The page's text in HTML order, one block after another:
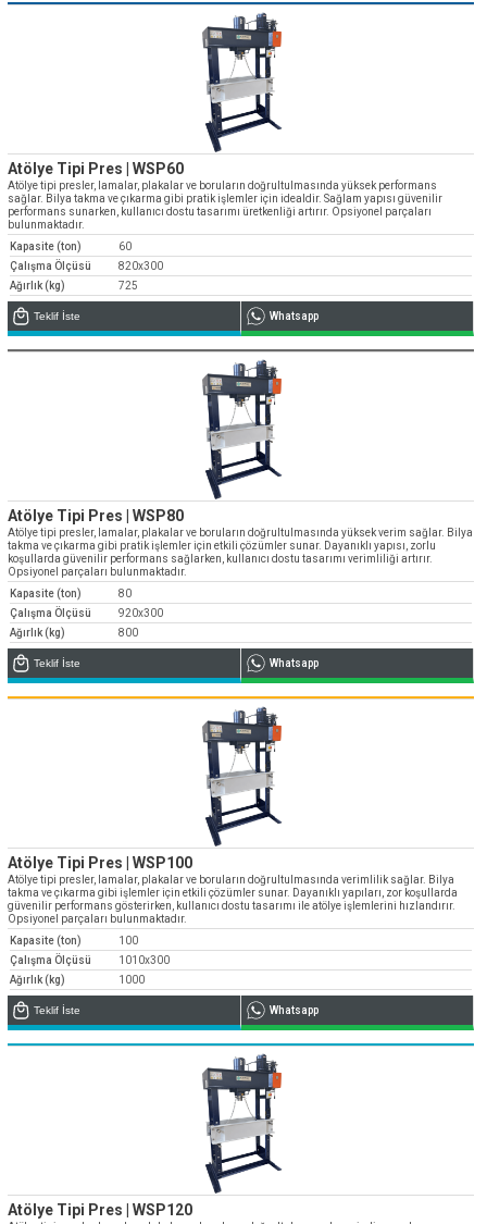
Atölye Tipi Pres | WSP60
Atölye tipi presler, lamalar, plakalar ve boruların doğrultulmasında yüksek performans
sağlar. Bilya takma ve çıkarma gibi pratik işlemler için idealdir. Sağlam yapısı güvenilir
performans sunarken, kullanıcı dostu tasarımı üretkenliği artırır. Opsiyonel parçaları
bulunmaktadır.
Kapasite (ton)
60
Çalışma Ölçüsü
820x300
Ağırlık (kg)
725
Teklif İste Whatsapp
Atölye Tipi Pres | WSP80
Atölye tipi presler, lamalar, plakalar ve boruların doğrultulmasında yüksek verim sağlar. Bilya
takma ve çıkarma gibi pratik işlemler için etkili çözümler sunar. Dayanıklı yapısı, zorlu
koşullarda güvenilir performans sağlarken, kullanıcı dostu tasarımı verimliliği artırır.
Opsiyonel parçaları bulunmaktadır.
Kapasite (ton)
80
Çalışma Ölçüsü
920x300
Ağırlık (kg)
800
Teklif İste Whatsapp
Atölye Tipi Pres | WSP100
Atölye tipi presler, lamalar, plakalar ve boruların doğrultulmasında verimlilik sağlar. Bilya
takma ve çıkarma gibi işlemler için etkili çözümler sunar. Dayanıklı yapıları, zor koşullarda
güvenilir performans gösterirken, kullanıcı dostu tasarımı ile atölye işlemlerini hızlandırır.
Opsiyonel parçaları bulunmaktadır.
Kapasite (ton)
100
Çalışma Ölçüsü
1010x300
Ağırlık (kg)
1000
Teklif İste Whatsapp
Atölye Tipi Pres | WSP120